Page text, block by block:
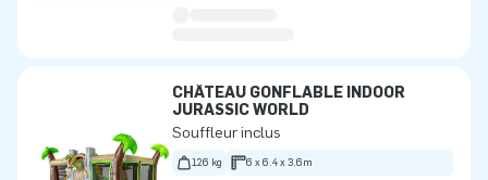
CHÂTEAU GONFLABLE INDOOR
JURASSIC WORLD
Souffleur inclus
126 kg 6 x 6.4 x 3.6m